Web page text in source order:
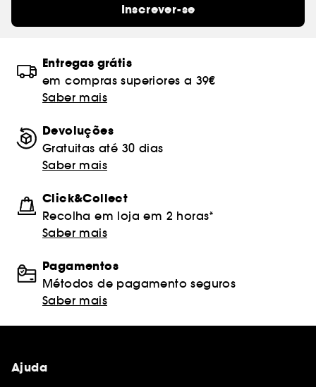
Inscrever-se
Entregas grátis
em compras superiores a 39€
Saber mais
Devoluções
Gratuitas até 30 dias
Saber mais
Click&Collect
Recolha em loja em 2 horas*
Saber mais
Pagamentos
Métodos de pagamento seguros
Saber mais
Ajuda